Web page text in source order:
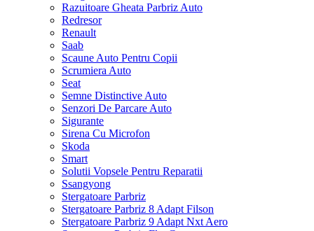
Razuitoare Gheata Parbriz Auto
Redresor
Renault
Saab
Scaune Auto Pentru Copii
Scrumiera Auto
Seat
Semne Distinctive Auto
Senzori De Parcare Auto
Sigurante
Sirena Cu Microfon
Skoda
Smart
Solutii Vopsele Pentru Reparatii
Ssangyong
Stergatoare Parbriz
Stergatoare Parbriz 8 Adapt Filson
Stergatoare Parbriz 9 Adapt Nxt Aero